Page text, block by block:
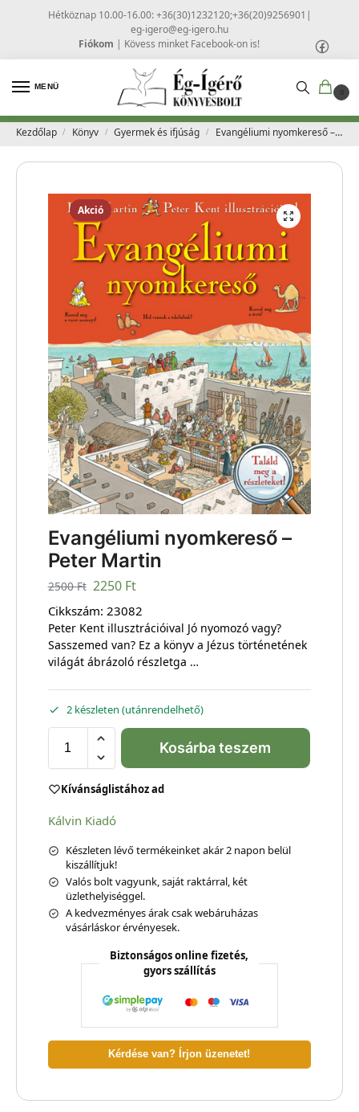
Hétköznap 10.00-16.00: +36(30)1232120;+36(20)9256901 |
eg-igero@eg-igero.hu
Fiókom | Kövess minket Facebook-on is!
MENÜ
0
Kezdőlap / Könyv / Gyermek és ifjúság / Evangéliumi nyomkereső – Peter Martin
Akció
Evangéliumi nyomkereső –
Peter Martin
2500Ft 2250 Ft
Cikkszám: 23082
Peter Kent illusztrációival Jó nyomozó vagy?
Sasszemed van? Ez a könyv a Jézus történetének
világát ábrázoló részletga …
2 készleten (utánrendelhető)
Kosárba teszem
Kívánságlistához ad
Kálvin Kiadó
Készleten lévő termékeinket akár 2 napon belül
kiszállítjuk!
Valós bolt vagyunk, saját raktárral, két
üzlethelyiséggel.
A kedvezményes árak csak webáruházas
vásárláskor érvényesek.
Biztonságos online fizetés,
gyors szállítás
Kérdése van? Írjon üzenetet!